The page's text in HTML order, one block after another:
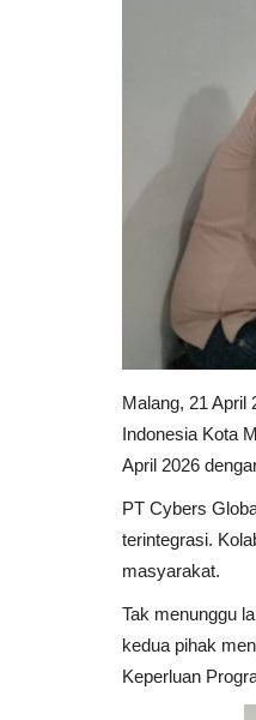
Malang, 21 April
Indonesia Kota
April 2026
PT Cybers
terintegrasi.
masyarakat.
Tak menunggu
kedua pihak
Keperluan